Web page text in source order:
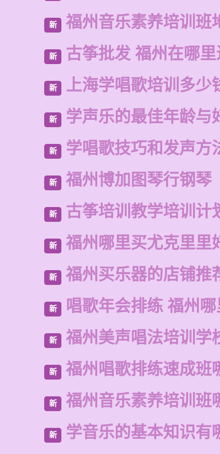
新 福州音乐素养培训班
新 古筝批发 福州在哪
新 上海学唱歌培训多少
新 学声乐的最佳年龄与
新 学唱歌技巧和发声方
新 福州博加图琴行钢琴
新 古筝培训教学培训计
新 福州哪里买尤克里里
新 福州买乐器的店铺推
新 唱歌年会排练 福州
新 福州美声唱法培训学
新 福州唱歌排练速成班
新 福州音乐素养培训班
新 学音乐的基本知识有